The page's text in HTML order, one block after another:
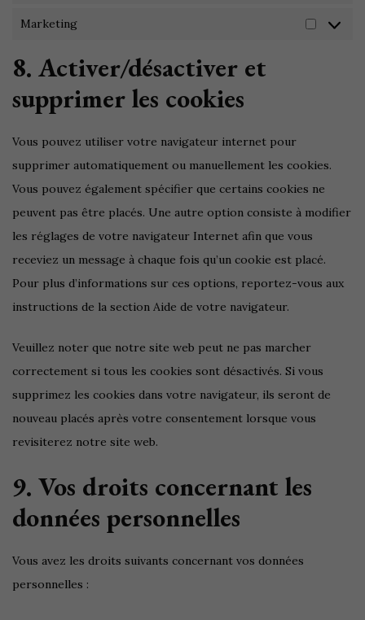
Marketing
8. Activer/désactiver et
supprimer les cookies
Vous pouvez utiliser votre navigateur internet pour
supprimer automatiquement ou manuellement les cookies.
Vous pouvez également spécifier que certains cookies ne
peuvent pas être placés. Une autre option consiste à modifier
les réglages de votre navigateur Internet afin que vous
receviez un message à chaque fois qu’un cookie est placé.
Pour plus d’informations sur ces options, reportez-vous aux
instructions de la section Aide de votre navigateur.
Veuillez noter que notre site web peut ne pas marcher
correctement si tous les cookies sont désactivés. Si vous
supprimez les cookies dans votre navigateur, ils seront de
nouveau placés après votre consentement lorsque vous
revisiterez notre site web.
9. Vos droits concernant les
données personnelles
Vous avez les droits suivants concernant vos données
personnelles :